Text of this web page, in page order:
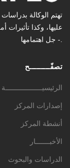
تهتم الوكالة
عليها، وكذا تأثیرات
- جل اهتمامها.
تصفّـــــــــح
الرئيسيــــــــــــــــــة
إصدارات المركز
أنشطة المركز
الأخبـــــــار
الدراسات والبحوث